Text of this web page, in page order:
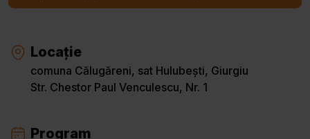
Locație
comuna Călugăreni, sat Hulubești, Giurgiu
Str. Chestor Paul Venculescu, Nr. 1
Program